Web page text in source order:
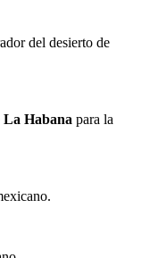
del desierto de
La Habana para la